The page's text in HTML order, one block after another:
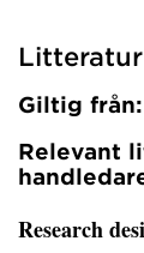
Litteratur
Giltig
Relevant
Research